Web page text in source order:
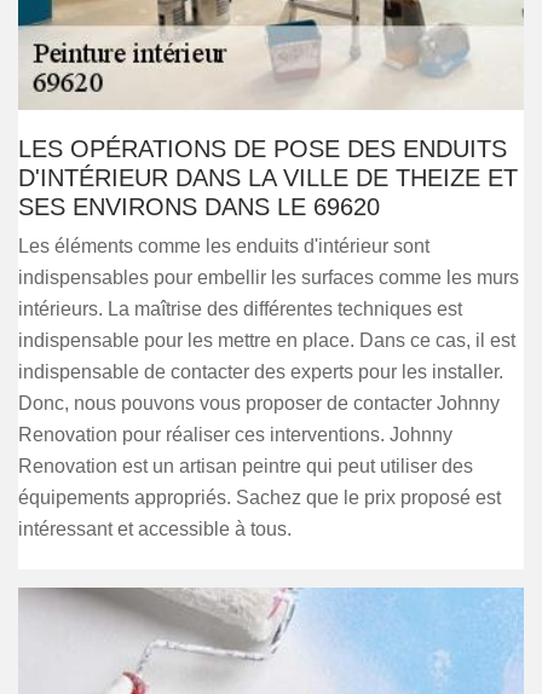
LES OPÉRATIONS DE POSE DES ENDUITS
D'INTÉRIEUR DANS LA VILLE DE THEIZE ET
SES ENVIRONS DANS LE 69620
Les éléments comme les enduits d'intérieur sont
indispensables pour embellir les surfaces comme les murs
intérieurs. La maîtrise des différentes techniques est
indispensable pour les mettre en place. Dans ce cas, il est
indispensable de contacter des experts pour les installer.
Donc, nous pouvons vous proposer de contacter Johnny
Renovation pour réaliser ces interventions. Johnny
Renovation est un artisan peintre qui peut utiliser des
équipements appropriés. Sachez que le prix proposé est
intéressant et accessible à tous.